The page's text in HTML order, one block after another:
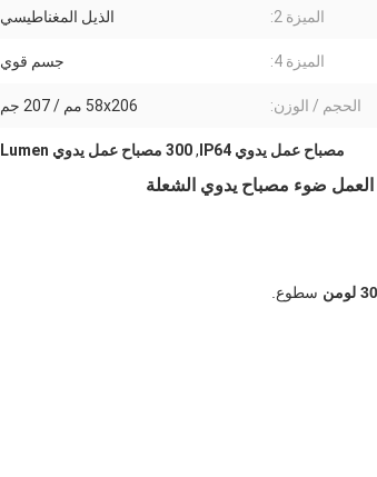
الميزة 2: الذيل المغناطيسي
الميزة 4: جسم قوي
الحجم / الوزن: 58x206 مم / 207 جم
مصباح عمل يدوي IP64 ,300 مصباح عمل يدوي Lumen
سطوع.